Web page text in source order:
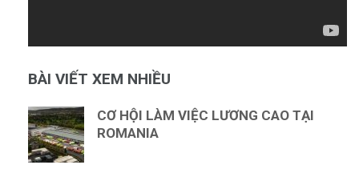
BÀI VIẾT XEM NHIỀU
CƠ HỘI LÀM VIỆC LƯƠNG CAO TẠI
ROMANIA